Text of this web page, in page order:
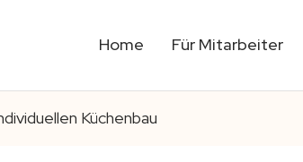
Home Für Mitarbeiter
Küchenbau